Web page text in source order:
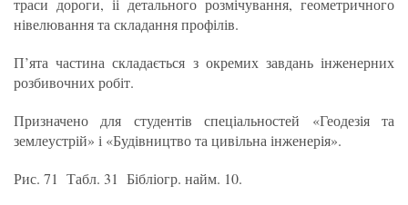
траси дороги, іі детального розмічування, геометричного
нівелювання та складання профілів.
П’ята частина складається з окремих завдань інженерних
розбивочних робіт.
Призначено для студентів спеціальностей «Геодезія та
землеустрій» і «Будівництво та цивільна інженерія».
Рис. 71 Табл. 31 Бібліогр. найм. 10.